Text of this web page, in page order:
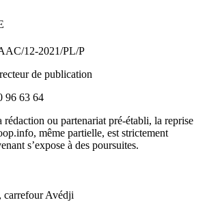
12-2021/PL/P
de publication
96 63 64
rédaction ou partenariat pré-établi, la reprise
même partielle, est strictement
s’expose à des poursuites.
carrefour Avédji